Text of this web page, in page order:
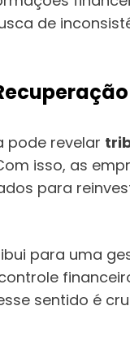
de
pode revelar
isso, as
para
para uma
sentido é